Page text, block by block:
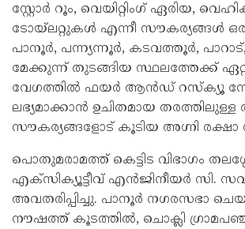
സ്റ്റോർ റൂം, വെയിറ്റിംഗ് ഏരിയ,
ടോയ്‌ലറ്റുകൾ എന്നീ സൗകര്യങ്ങൾ
പാനൂർ, പന്ന്യന്നൂർ, കടവത്തൂർ,
മേക്കുന്ന് തുടങ്ങിയ സ്ഥലത്തേക്ക്
വേഗത്തിൽ ഫയർ ആൻഡ് റസ്‌ക്യൂ
ലഭ്യമാക്കാൻ ഉചിതമായ
സൗകര്യങ്ങളോട് കൂടിയ അഗ്നി രക്ഷാ
പൊതുമരാമത്ത് കെട്ടിട വിഭാഗം
എക്‌സിക്യൂട്ടീവ് എൻജിനീയർ സി.
അവതരിപ്പിച്ചു. പാനൂർ നഗരസഭാ
നൗഷത്ത് കൂടത്തിൽ, ചൊക്ലി